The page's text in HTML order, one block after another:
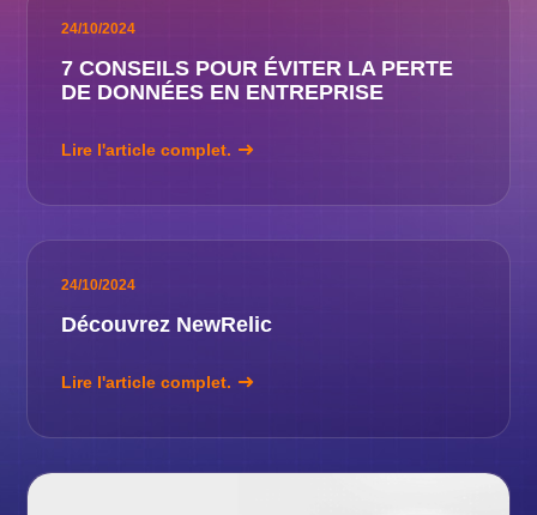
24/10/2024
7 CONSEILS POUR ÉVITER LA PERTE
DE DONNÉES EN ENTREPRISE
Lire l'article complet.
24/10/2024
Découvrez NewRelic
Lire l'article complet.